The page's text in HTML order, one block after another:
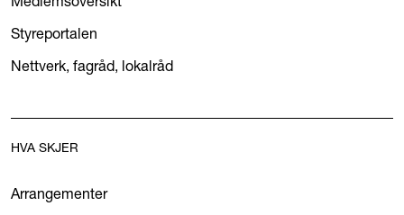
Styreportalen
Nettverk, fagråd, lokalråd
HVA SKJER
Arrangementer